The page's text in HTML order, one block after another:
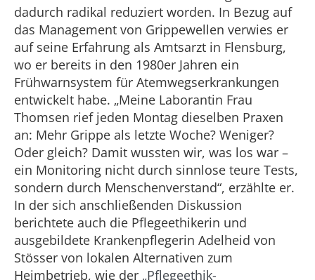
dadurch radikal reduziert worden. In Bezug auf
das Management von Grippewellen verwies er
auf seine Erfahrung als Amtsarzt in Flensburg,
wo er bereits in den 1980er Jahren ein
Frühwarnsystem für Atemwegserkrankungen
entwickelt habe. „Meine Laborantin Frau
Thomsen rief jeden Montag dieselben Praxen
an: Mehr Grippe als letzte Woche? Weniger?
Oder gleich? Damit wussten wir, was los war –
ein Monitoring nicht durch sinnlose teure Tests,
sondern durch Menschenverstand“, erzählte er.
In der sich anschließenden Diskussion
berichtete auch die Pflegeethikerin und
ausgebildete Krankenpflegerin Adelheid von
Stösser von lokalen Alternativen zum
Heimbetrieb, wie der „Pflegeethik-